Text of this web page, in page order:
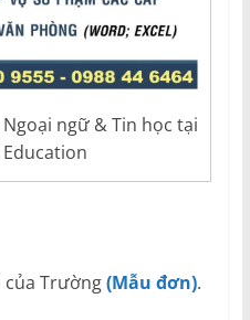
ngữ & Tin học tại
Education
của Trường(Mẫu đơn).